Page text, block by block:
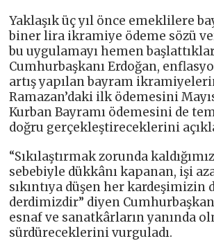
Yaklaşık üç yıl önce emeklilere
biner lira ikramiye ödeme sözü
bu uygulamayı hemen
Cumhurbaşkanı Erdoğan,
artış yapılan bayram
Ramazan’daki ilk ödemesini
Kurban Bayramı ödemesini de
doğru gerçekleştireceklerini
“Sıkılaştırmak zorunda
sebebiyle dükkânı kapanan, işi
sıkıntıya düşen her kardeşimizin
derdimizdir” diyen
esnaf ve sanatkârların yanında
sürdüreceklerini vurguladı.